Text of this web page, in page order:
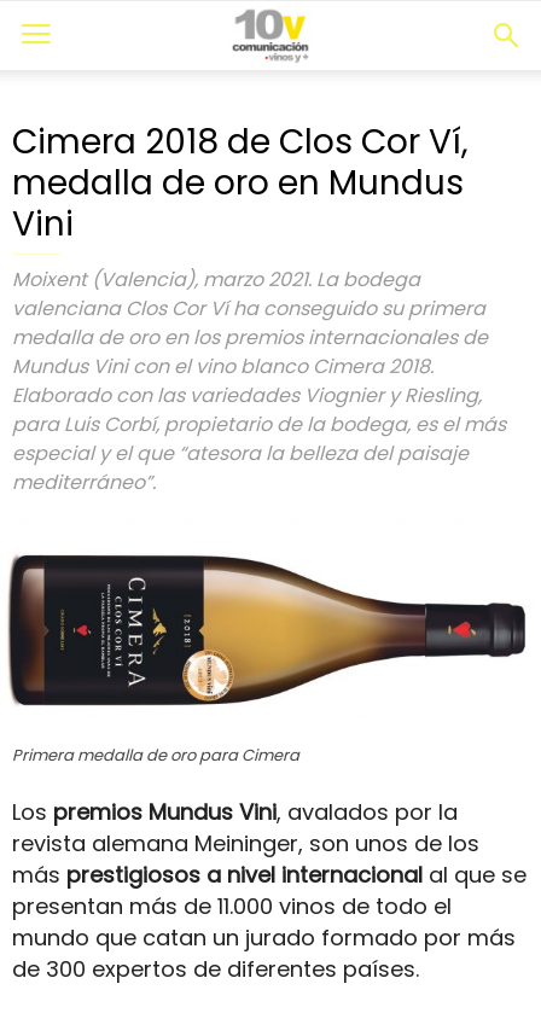
Cimera 2018 de Clos Cor Ví,
medalla de oro en Mundus
Vini
Moixent (Valencia), marzo 2021. La bodega
valenciana Clos Cor Ví ha conseguido su primera
medalla de oro en los premios internacionales de
Mundus Vini con el vino blanco Cimera 2018.
Elaborado con las variedades Viognier y Riesling,
para Luis Corbí, propietario de la bodega, es el más
especial y el que “atesora la belleza del paisaje
mediterráneo”.
Primera medalla de oro para Cimera
Los premios Mundus Vini, avalados por la
revista alemana Meininger, son unos de los
más prestigiosos a nivel internacional al que se
presentan más de 11.000 vinos de todo el
mundo que catan un jurado formado por más
de 300 expertos de diferentes países.